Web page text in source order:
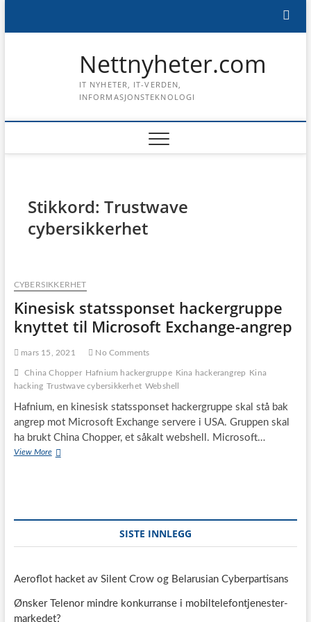
Nettnyheter.com
IT NYHETER, IT-VERDEN,
INFORMASJONSTEKNOLOGI
Stikkord: Trustwave
cybersikkerhet
CYBERSIKKERHET
Kinesisk statssponset hackergruppe
knyttet til Microsoft Exchange-angrep
mars 15, 2021 No Comments
China Chopper Hafnium hackergruppe Kina hackerangrep Kina
hacking Trustwave cybersikkerhet Webshell
Hafnium, en kinesisk statssponset hackergruppe skal stå bak
angrep mot Microsoft Exchange servere i USA. Gruppen skal
ha brukt China Chopper, et såkalt webshell. Microsoft…
View MoreKinesisk
SISTE INNLEGG
Aeroflot hacket av Silent Crow og Belarusian Cyberpartisans
Ønsker Telenor mindre konkurranse i mobiltelefontjenester-
markedet?